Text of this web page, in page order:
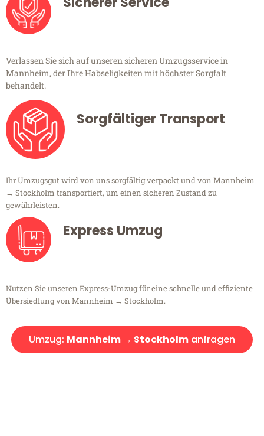
Verlassen Sie sich auf unseren sicheren Umzugsservice in
Mannheim, der Ihre Habseligkeiten mit höchster Sorgfalt
behandelt.
Sorgfältiger Transport
Ihr Umzugsgut wird von uns sorgfältig verpackt und von Mannheim
→ Stockholm transportiert, um einen sicheren Zustand zu
gewährleisten.
Express Umzug
Nutzen Sie unseren Express-Umzug für eine schnelle und effiziente
Übersiedlung von Mannheim → Stockholm.
Umzug: Mannheim → Stockholm anfragen